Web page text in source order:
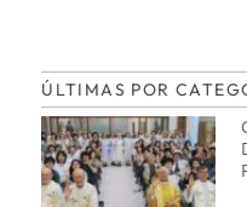
ÚLTIMAS POR